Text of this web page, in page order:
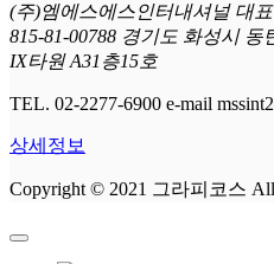
(주)엠에스에스인터내셔널 대
815-81-00788 경기도 화성시
IX타원 A31층15호
TEL. 02-2277-6900 e-mail
상세정보
Copyright © 2021 그라피코스 All